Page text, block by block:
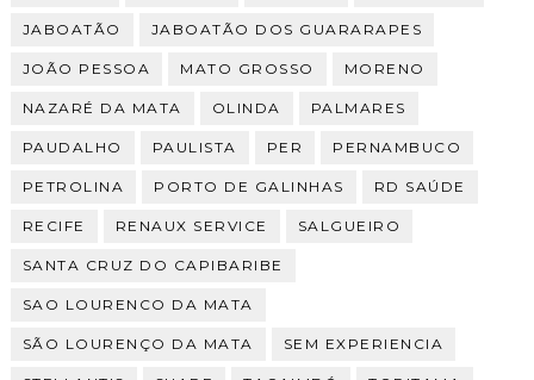
JABOATÃO JABOATÃO DOS GUARARAPES
JOÃO PESSOA MATO GROSSO MORENO
NAZARÉ DA MATA OLINDA PALMARES
PAUDALHO PAULISTA PER PERNAMBUCO
PETROLINA PORTO DE GALINHAS RD SAÚDE
RECIFE RENAUX SERVICE SALGUEIRO
SANTA CRUZ DO CAPIBARIBE
SAO LOURENCO DA MATA
SÃO LOURENÇO DA MATA SEM EXPERIENCIA